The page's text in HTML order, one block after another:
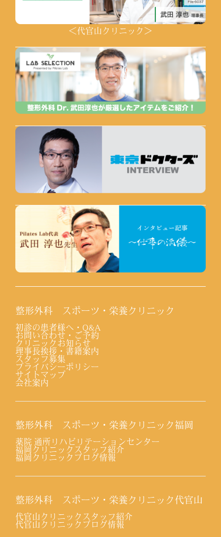
＜代官山クリニック＞
整形外科 スポーツ・栄養クリニック
初診の患者様へ・Q&A
お問い合わせ・ご予約
クリニックお知らせ
理事長挨拶・書籍案内
スタッフ募集
プライバシーポリシー
サイトマップ
会社案内
整形外科 スポーツ・栄養クリニック福岡
薬院 通所リハビリテーションセンター
福岡クリニックスタッフ紹介
福岡クリニックブログ情報
整形外科 スポーツ・栄養クリニック代官山
代官山クリニックスタッフ紹介
代官山クリニックブログ情報